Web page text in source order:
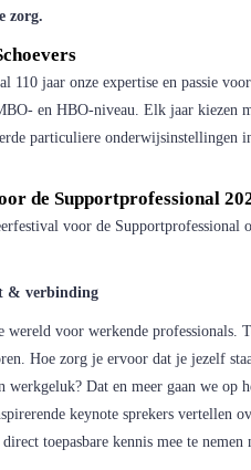
zorg.
110 jaar onze expertise en passie
en HBO-niveau. Elk jaar kiezen
particuliere onderwijsinstellingen
de Supportprofessional
voor de Supportprofessional
& verbinding
wereld voor werkende
Hoe zorg je ervoor dat je jezelf
werkgeluk? Dat en meer gaan we op
keynote sprekers vertellen
toepasbare kennis mee te nemen